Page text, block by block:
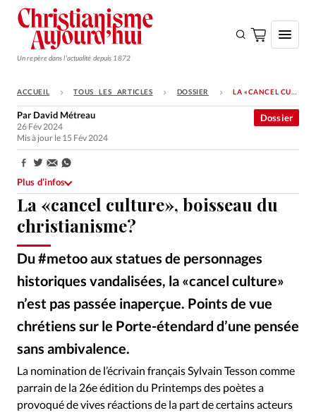
Un repère dans l'actualité depuis 1872
S'ABONNER
Monde
Opinions
Tous les articles
Faire un don
Emploi
Se connecter
Devise:CHF
RUBRIQUES
Tous les articles
Actualité chrétienne
Actualité internationale
Chronique
Culture
ACCUEIL TOUS LES ARTICLES DOSSIER LA «CANCEL CULTURE», BOISSEAU DU CHRISTIANISME?
La «cancel culture», boisseau du
christianisme?
Du #metoo aux statues de personnages
historiques vandalisées, la «cancel culture»
n’est pas passée inaperçue. Points de vue
chrétiens sur le Porte-étendard d’une pensée
sans ambivalence.
Dossier
Par David Métreau
26 Fév 2024
Mis à jour le 15 Fév 2024
Partager:
Plus d’infos
La nomination de l’écrivain français Sylvain Tesson comme
parrain de la 26e édition du Printemps des poètes a
provoqué de vives réactions de la part de certains acteurs